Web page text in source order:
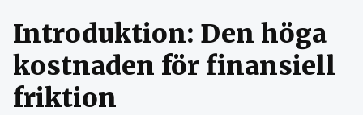
Introduktion: Den höga
kostnaden för finansiell
friktion